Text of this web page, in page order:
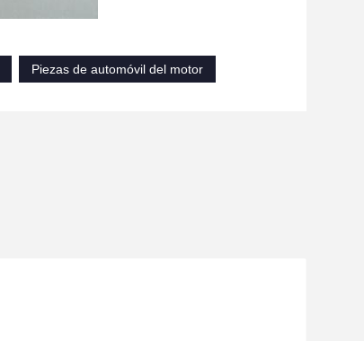
Piezas de automóvil del motor